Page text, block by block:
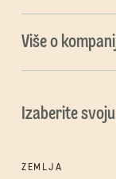
Više o
Izaberite
ZEMLJA